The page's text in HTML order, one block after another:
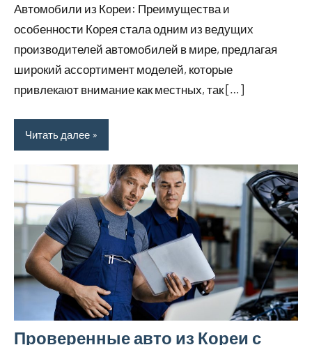
Автомобили из Кореи: Преимущества и
особенности Корея стала одним из ведущих
производителей автомобилей в мире, предлагая
широкий ассортимент моделей, которые
привлекают внимание как местных, так […]
Читать далее
Проверенные авто из Кореи с